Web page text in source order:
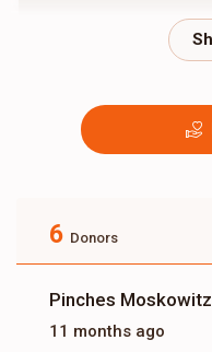
6 Donors
Pinches Moskowitz
11 months ago